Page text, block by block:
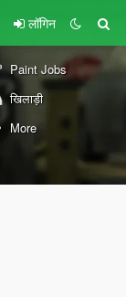
लॉगिन
Paint Jobs
खिलाड़ी
More